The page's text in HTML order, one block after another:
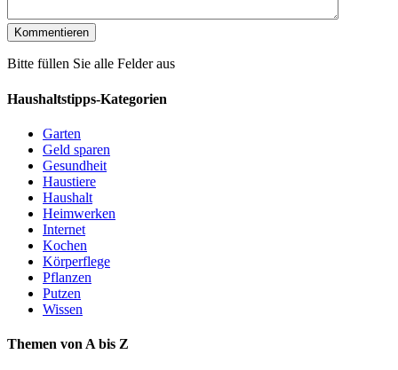
Bitte füllen Sie alle Felder aus
Haushaltstipps-Kategorien
Garten
Geld sparen
Gesundheit
Haustiere
Haushalt
Heimwerken
Internet
Kochen
Körperflege
Pflanzen
Putzen
Wissen
Themen von A bis Z